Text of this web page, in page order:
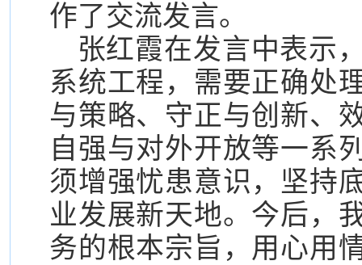
作了交流发言。
张红霞在发言中表示
系统工程，需要正确处
与策略、守正与创新、
自强与对外开放等一系
须增强忧患意识，坚持
业发展新天地。今后，
务的根本宗旨，用心用